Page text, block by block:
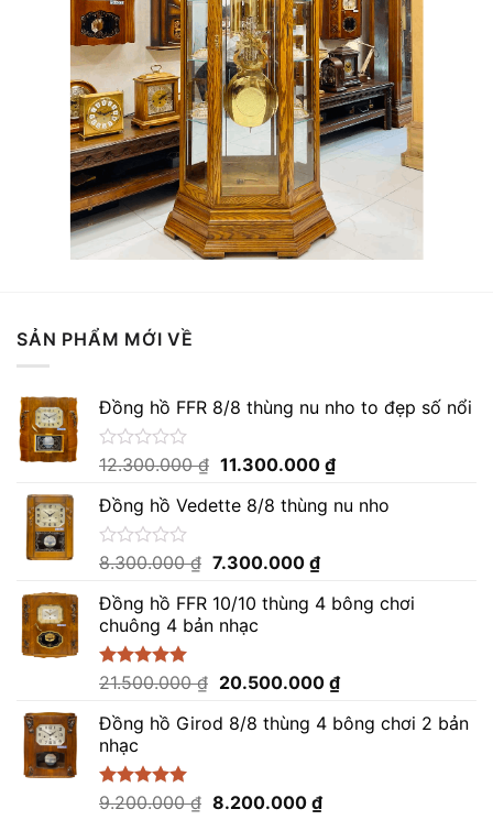
SẢN PHẨM MỚI VỀ
Đồng hồ FFR 8/8 thùng nu nho to đẹp số nổi
Được
hạng
0
5
12.300.000₫ Giá
là:
11.300.000 ₫Giá
tại
Đồng hồ Vedette 8/8 thùng nu nho
Được
hạng
0
5
sao
8.300.000₫ Giá
là:
8.300.000 ₫.
7.300.000 ₫Giá
tại
Đồng hồ FFR 10/10 thùng 4 bông chơi
chuông 4 bản nhạc
Được xếp
5 sao
21.500.000₫ Giá
là:
20.500.000 ₫Giá
tại
Đồng hồ Girod 8/8 thùng 4 bông chơi 2 bản
nhạc
Được xếp
9.200.000₫ Giá
8.200.000 ₫Giá